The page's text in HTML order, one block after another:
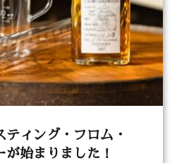
ティング・フロム・
始まりました！